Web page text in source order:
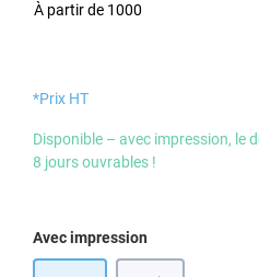
À partir de 1000
*Prix HT
Disponible – avec impression, le
8 jours ouvrables !
Sélectionnez
Avec impression